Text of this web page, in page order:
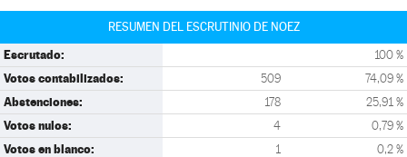
RESUMEN DEL ESCRUTINIO DE NOEZ
Escrutado: 100 %
Votos contabilizados: 509 74,09 %
Abstenciones: 178 25,91 %
Votos nulos: 4 0,79 %
Votos en blanco: 1 0,2 %